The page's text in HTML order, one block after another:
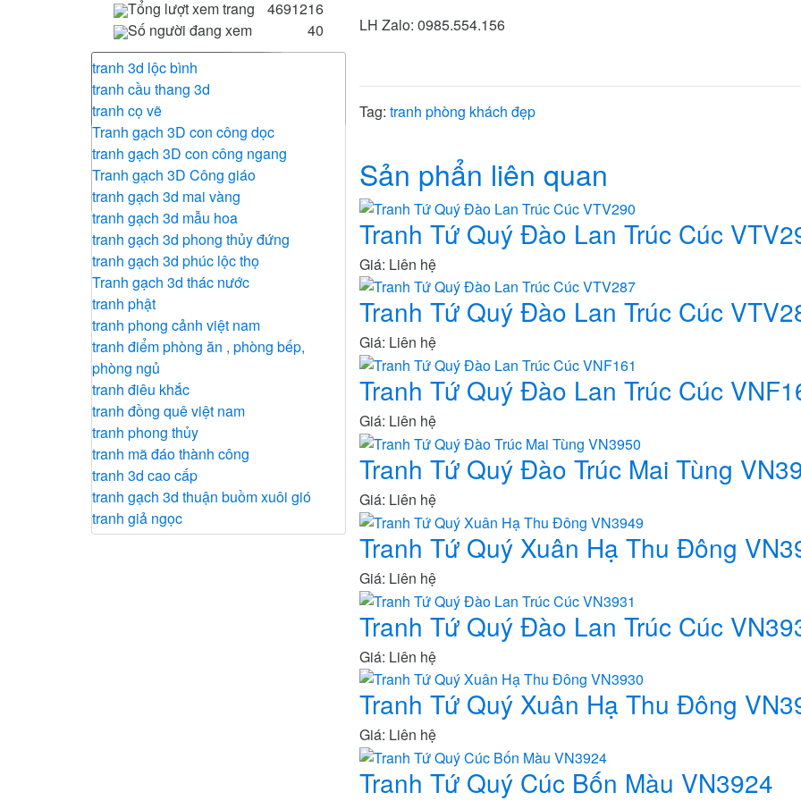
LH Zalo: 0985.554.156
Tag: tranh phòng khách đẹp
Sản phẩn liên quan
Tranh Tứ Quý Đào Lan Trúc Cúc
Giá: Liên hệ
Tranh Tứ Quý Đào Lan Trúc Cúc
Giá: Liên hệ
Tranh Tứ Quý Đào Lan Trúc Cúc
Giá: Liên hệ
Tranh Tứ Quý Đào Trúc Mai Tùng
Giá: Liên hệ
Tranh Tứ Quý Xuân Hạ Thu Đông
Giá: Liên hệ
Tranh Tứ Quý Đào Lan Trúc Cúc
Giá: Liên hệ
Tranh Tứ Quý Xuân Hạ Thu Đông
Giá: Liên hệ
Tranh Tứ Quý Cúc Bốn Màu VN3924
Tranh 3d cửu ngư quần hội , tranh 3d
hoa sen, tranh 3d cá chép
tranh treo tường đồng quê
tranh gạch 3d cá chép
tranh gạch 3d phòng khách
tranh gạch 3d phòng thờ
tranh phòng khách
tranh Bác Hồ
Tranh Bản Đồ Thế Giới
Tranh Chữ Thư Pháp
tranh kim tiền , cây mai vàng
Tranh phòng thờ
Tranh tứ quý
Tranh Vạn Lý Trường Thành
họa tiết nổi 3d
tranh hiện đại - tranh dài
tranh treo tường phù điêu bộ 3
tranh 3d lộc bình
tranh cầu thang 3d
tranh cọ vẽ
Tranh gạch 3D con công dọc
tranh gạch 3D con công ngang
Tranh gạch 3D Công giáo
tranh gạch 3d mai vàng
tranh gạch 3d mẫu hoa
tranh gạch 3d phong thủy đứng
tranh gạch 3d phúc lộc thọ
Tranh gạch 3d thác nước
tranh phật
tranh phong cảnh việt nam
tranh điểm phòng ăn , phòng bếp,
phòng ngủ
tranh điêu khắc
tranh đồng quê việt nam
tranh phong thủy
tranh mã đáo thành công
tranh 3d cao cấp
tranh gạch 3d thuận buồm xuôi gió
tranh giả ngọc
Tổng lượt xem trang
4691216
Số người đang xem
40